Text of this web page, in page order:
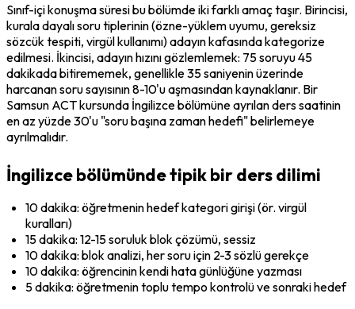
Sınıf-içi konuşma süresi bu bölümde iki farklı amaç taşır. Birincisi,
kurala dayalı soru tiplerinin (özne-yüklem uyumu, gereksiz
sözcük tespiti, virgül kullanımı) adayın kafasında kategorize
edilmesi. İkincisi, adayın hızını gözlemlemek: 75 soruyu 45
dakikada bitirememek, genellikle 35 saniyenin üzerinde
harcanan soru sayısının 8-10'u aşmasından kaynaklanır. Bir
Samsun ACT kursunda İngilizce bölümüne ayrılan ders saatinin
en az yüzde 30'u "soru başına zaman hedefi" belirlemeye
ayrılmalıdır.
İngilizce bölümünde tipik bir ders dilimi
10 dakika: öğretmenin hedef kategori girişi (ör. virgül
kuralları)
15 dakika: 12-15 soruluk blok çözümü, sessiz
10 dakika: blok analizi, her soru için 2-3 sözlü gerekçe
10 dakika: öğrencinin kendi hata günlüğüne yazması
5 dakika: öğretmenin toplu tempo kontrolü ve sonraki hedef